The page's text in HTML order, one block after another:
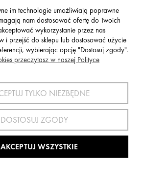
Wymiany
NIP: 611-24-66-379 || E-
tel:(75) 777 76 36
Zastrzeżone © 2022 Sport2002.pl
InteraktywnaDesignOrka|Sklep Shoper.pl
im technologie umożliwiają poprawne
nam dostosować ofertę do Twoich
wykorzystanie przez nas
i przejść do sklepu lub dostosować użycie
wybierając opcję "Dostosuj zgody".
przeczytasz w naszej Polityce
TYLKO NIEZBĘDNE
DOSTOSUJ ZGODY
WSZYSTKIE